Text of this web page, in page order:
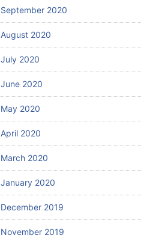
September 2020
August 2020
July 2020
June 2020
May 2020
April 2020
March 2020
January 2020
December 2019
November 2019